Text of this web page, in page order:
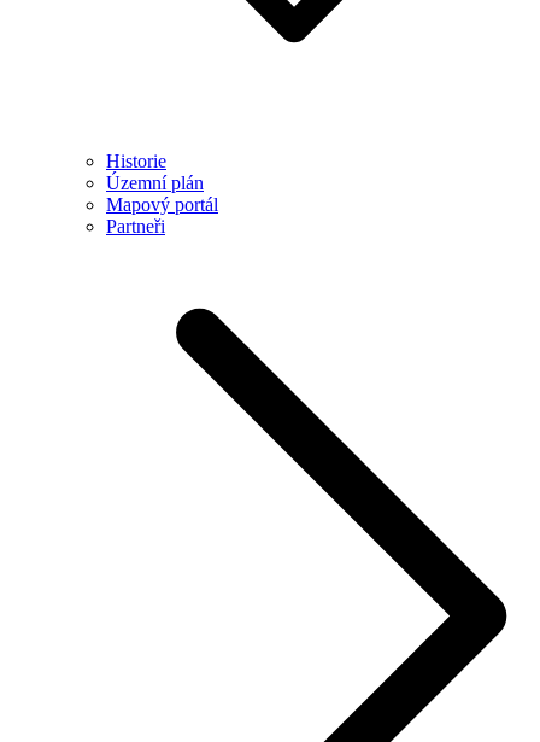
Historie
Územní plán
Mapový portál
Partneři